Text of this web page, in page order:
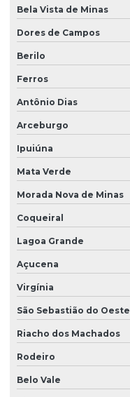
Bela Vista de Minas
Dores de Campos
Berilo
Ferros
Antônio Dias
Arceburgo
Ipuiúna
Mata Verde
Morada Nova de Minas
Coqueiral
Lagoa Grande
Açucena
Virgínia
São Sebastião do Oeste
Riacho dos Machados
Rodeiro
Belo Vale